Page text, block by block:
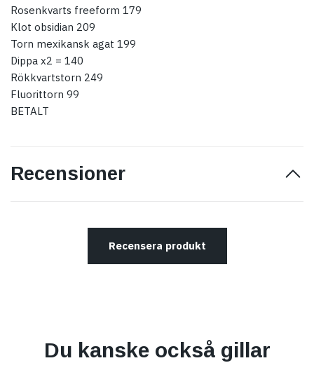
Rosenkvarts freeform 179
Klot obsidian 209
Torn mexikansk agat 199
Dippa x2 = 140
Rökkvartstorn 249
Fluorittorn 99
BETALT
Recensioner
Recensera produkt
Du kanske också gillar